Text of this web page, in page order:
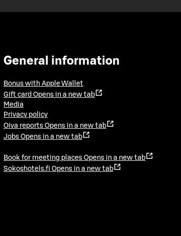
General information
Bonus with Apple Wallet
Gift card Opens in a new tab
Media
Privacy policy
Oiva reports Opens in a new tab
Jobs Opens in a new tab
Book for meeting places Opens in a new tab
Sokoshotels.fi Opens in a new tab